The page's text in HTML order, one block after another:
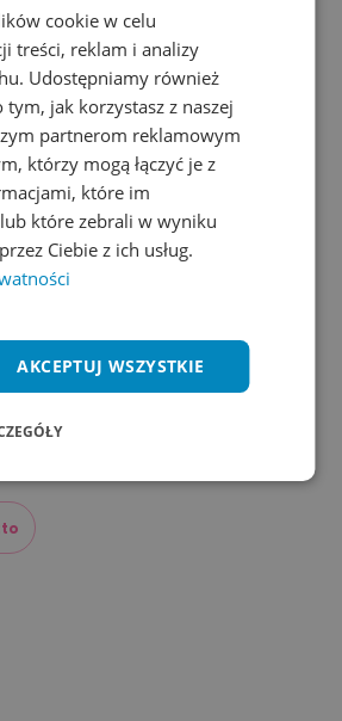
cookie w celu
treści, reklam i analizy
Udostępniamy również
jak korzystasz z naszej
partnerom reklamowym
którzy mogą łączyć je z
które im
lub które zebrali w wyniku
Ciebie z ich usług.
AKCEPTUJ WSZYSTKIE